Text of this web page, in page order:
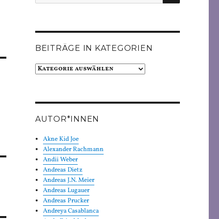
BEITRÄGE IN KATEGORIEN
Beiträge
AUTOR*INNEN
Akne Kid Joe
Alexander Rachmann
Andii Weber
Andreas Dietz
Andreas J.N. Meier
Andreas Lugauer
Andreas Prucker
Andreya Casablanca